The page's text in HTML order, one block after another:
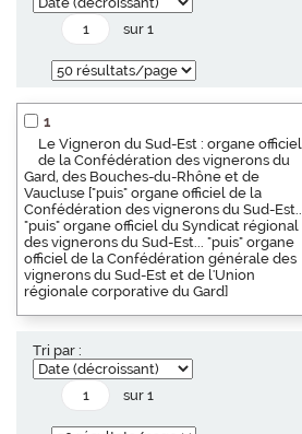
sur 1
1
Le Vigneron du Sud-Est : organe officiel
de la Confédération des vignerons du
Gard, des Bouches-du-Rhône et de
Vaucluse ["puis" organe officiel de la
Confédération des vignerons du Sud-Est...
"puis" organe officiel du Syndicat régional
des vignerons du Sud-Est... "puis" organe
officiel de la Confédération générale des
vignerons du Sud-Est et de l'Union
régionale corporative du Gard]
Tri par :
sur 1